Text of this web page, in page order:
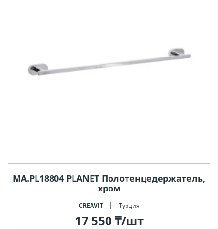
MA.PL18804 PLANET Полотенцедержатель,
хром
CREAVIT Турция
17 550 ₸/шт